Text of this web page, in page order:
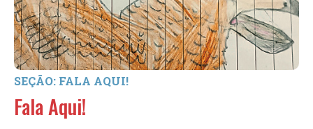
SEÇÃO: FALA AQUI!
Fala Aqui!